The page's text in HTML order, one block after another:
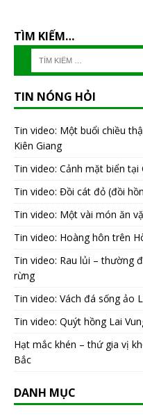
TÌM KIẾM…
TIN NÓNG HỎI
Tin video: Một buổi chiều
Kiên Giang
Tin video: Cảnh mặt biển
Tin video: Đồi cát đỏ (đồi
Tin video: Một vài món ăn
Tin video: Hoàng hôn trên
Tin video: Rau lủi – thường
rừng
Tin video: Vách đá sống ảo
Tin video: Quýt hồng Lai
Hạt mắc khén – thứ gia vị
Bắc
DANH MỤC